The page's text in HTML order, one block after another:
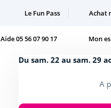
Le Fun Pass Achat
Aide 05 56 07 90 17 Mon
Du sam. 22 au sam. 29
A